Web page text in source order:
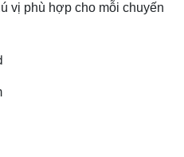
vị phù hợp cho mỗi chuyến